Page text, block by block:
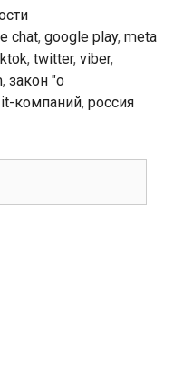
chat, google play, meta
, twitter, viber,
, закон "о
компаний, россия